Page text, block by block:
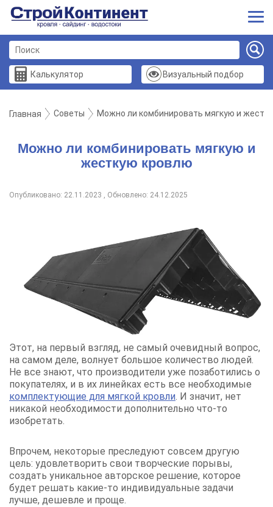
Калькулятор Визуальный подбор
Главная Советы Можно ли комбинировать мягкую и
Можно ли комбинировать мягкую и
жесткую кровлю
Опубликовано: 22.11.2023 , Обновлено: 24.12.2025
Этот, на первый взгляд, не самый очевидный вопрос,
на самом деле, волнует большое количество людей.
Не все знают, что производители уже позаботились о
покупателях, и в их линейках есть все необходимые
комплектующие для мягкой кровли. И значит, нет
никакой необходимости дополнительно что-то
изобретать.
Впрочем, некоторые преследуют совсем другую
цель: удовлетворить свои творческие порывы,
создать уникальное авторское решение, которое
будет решать какие-то индивидуальные задачи
лучше, дешевле и проще.